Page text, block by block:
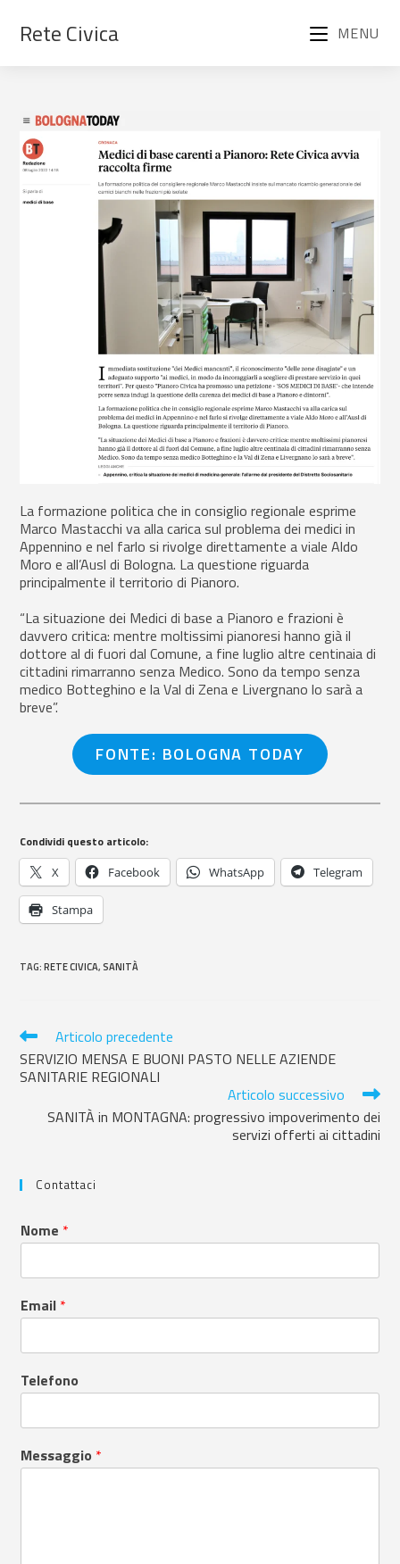
Rete Civica MENU
La formazione politica che in consiglio regionale esprime
Marco Mastacchi va alla carica sul problema dei medici in
Appennino e nel farlo si rivolge direttamente a viale Aldo
Moro e all’Ausl di Bologna. La questione riguarda
principalmente il territorio di Pianoro.
“La situazione dei Medici di base a Pianoro e frazioni è
davvero critica: mentre moltissimi pianoresi hanno già il
dottore al di fuori dal Comune, a fine luglio altre centinaia di
cittadini rimarranno senza Medico. Sono da tempo senza
medico Botteghino e la Val di Zena e Livergnano lo sarà a
breve”.
FONTE: BOLOGNA TODAY
Condividi questo articolo:
X Facebook WhatsApp Telegram
Stampa
TAG:RETE CIVICA, SANITÀ
Articolo precedente
SERVIZIO MENSA E BUONI PASTO NELLE AZIENDE
SANITARIE REGIONALI
Articolo successivo
SANITÀ in MONTAGNA: progressivo impoverimento dei
servizi offerti ai cittadini
Contattaci
Nome *
Email *
Telefono
Messaggio *